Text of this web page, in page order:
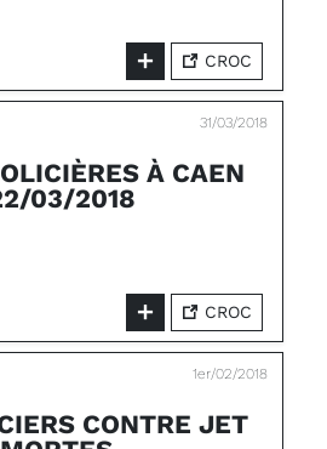
CROC
31/03/2018
À CAEN
03/2018
CROC
1er/02/2018
CONTRE JET